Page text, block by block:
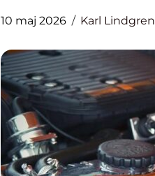
10 maj 2026 Karl Lindgren